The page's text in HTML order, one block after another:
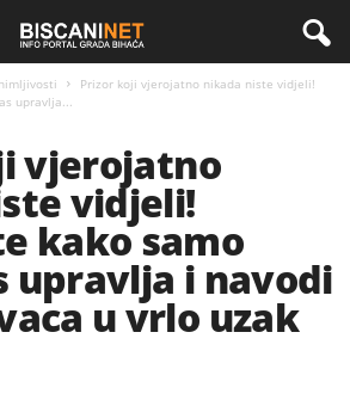
Prizor koji vjerojatno nikada niste vidjeli!
upravlja...
vjerojatno
vidjeli!
kako samo
upravlja i navodi
u vrlo uzak